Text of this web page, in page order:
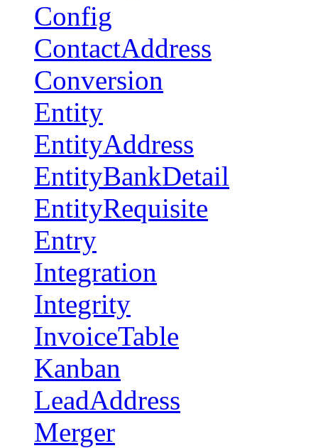
Config
ContactAddress
Conversion
Entity
EntityAddress
EntityBankDetail
EntityRequisite
Entry
Integration
Integrity
InvoiceTable
Kanban
LeadAddress
Merger